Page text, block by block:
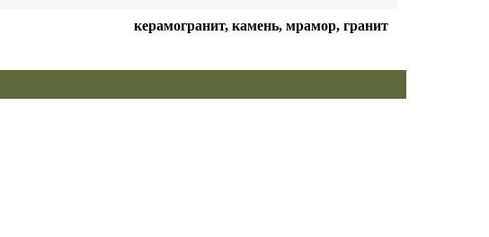
керамогранит, камень, мрамор, гранит